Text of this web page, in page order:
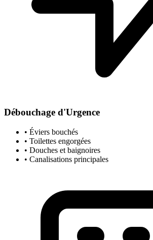
Débouchage d'Urgence
• Éviers bouchés
• Toilettes engorgées
• Douches et baignoires
• Canalisations principales